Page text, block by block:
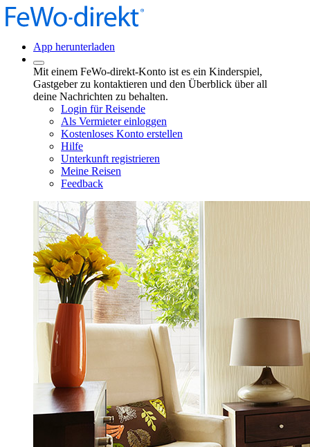
App herunterladen
Mit einem FeWo-direkt-Konto ist es ein Kinderspiel,
Gastgeber zu kontaktieren und den Überblick über all
deine Nachrichten zu behalten.
Login für Reisende
Als Vermieter einloggen
Kostenloses Konto erstellen
Hilfe
Unterkunft registrieren
Meine Reisen
Feedback